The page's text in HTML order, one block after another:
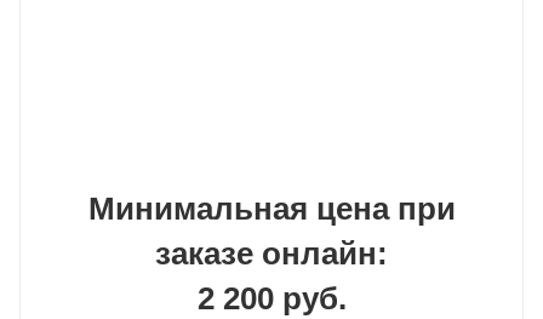
Минимальная цена при
заказе онлайн:
2 200 руб.